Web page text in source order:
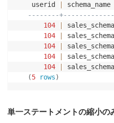
userid
schema_name
--------
104
sales_schema
104
sales_schema
104
sales_schema
104
sales_schema
104
sales_schema
(5 rows)
単一ステートメントの縮小の